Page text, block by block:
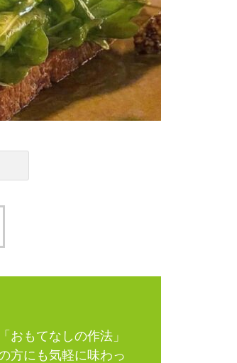
2月 大炉の季節になりました
おもてなしの作法」
方にも気軽に味わっ